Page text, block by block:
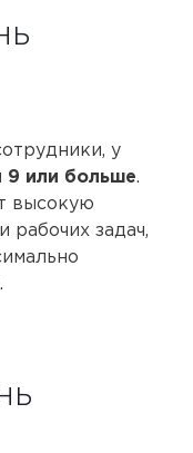
у
9 или больше.
высокую
рабочих задач,